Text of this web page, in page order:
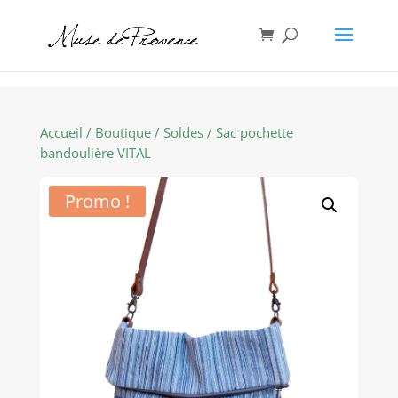
Accueil / Boutique/ Soldes/ Sac pochette
bandoulière VITAL
Promo !